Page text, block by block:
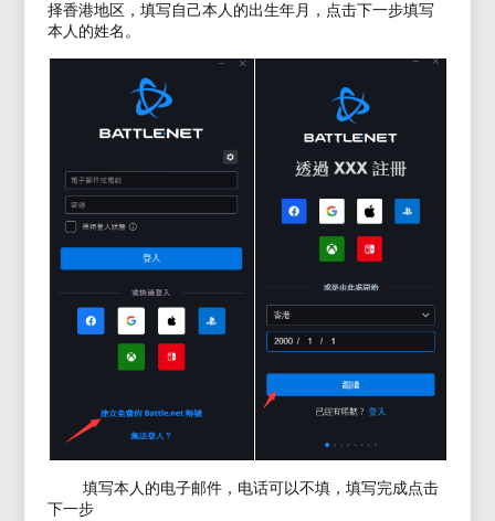
择香港地区，填写自己本人的出生年月，点击下一步填写
本人的姓名。
填写本人的电子邮件，电话可以不填，填写完成点击
下一步